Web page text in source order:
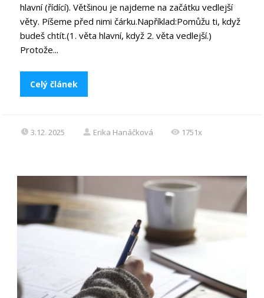
hlavní (řídící). Většinou je najdeme na začátku vedlejší
věty. Píšeme před nimi čárku.Například:Pomůžu ti, když
budeš chtít.(1. věta hlavní, když 2. věta vedlejší.)
Protože...
Celý článek
3.12. 2025 Erika Hanáčková 1751x